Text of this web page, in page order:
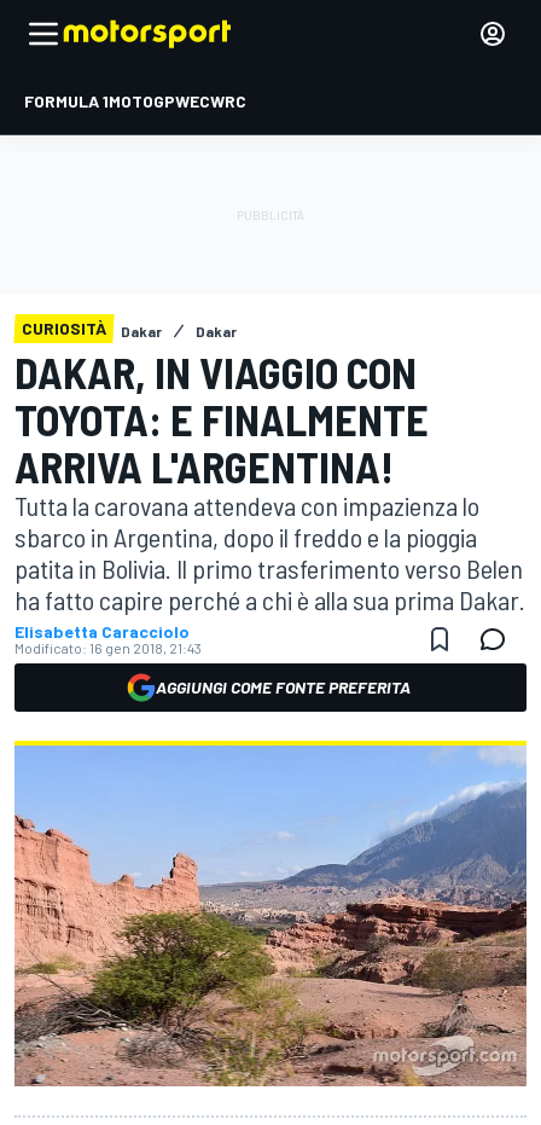
FORMULA 1MOTOGPWECWRC
CURIOSITÀ Dakar Dakar
DAKAR, IN VIAGGIO CON
TOYOTA: E FINALMENTE
ARRIVA L'ARGENTINA!
Tutta la carovana attendeva con impazienza lo
sbarco in Argentina, dopo il freddo e la pioggia
patita in Bolivia. Il primo trasferimento verso Belen
ha fatto capire perché a chi è alla sua prima Dakar.
Elisabetta Caracciolo
Modificato: 16 gen 2018, 21:43
AGGIUNGI COME FONTE PREFERITA